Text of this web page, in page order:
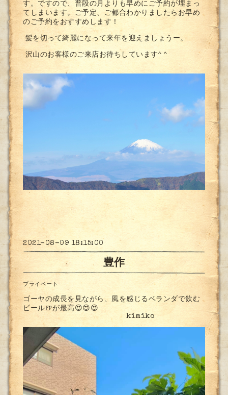
す。ですので、普段の月よりも早めにご予約が埋まっ
てしまいます。ご予定、ご都合わかりましたらお早め
のご予約をおすすめします！
髪を切って綺麗になって来年を迎えましょうー。
沢山のお客様のご来店お待ちしています^ ^
2021-08-09 18:15:00
豊作
プライベート
ゴーヤの成長を見ながら、風を感じるベランダで飲む
ビール🍺が最高😍😍😍
kimiko